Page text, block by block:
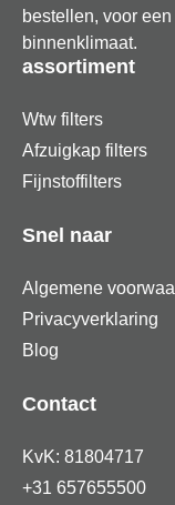
bestellen, voor
binnenklimaat.
assortiment
Wtw filters
Afzuigkap filters
Fijnstoffilters
Snel naar
Algemene
Privacyverklaring
Blog
Contact
KvK: 81804717
+31 657655500